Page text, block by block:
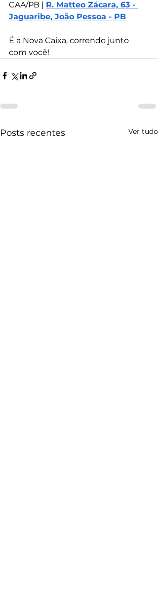
CAA/PB | R. Matteo Zácara, 63 -
Jaguaribe, João Pessoa - PB
É a Nova Caixa, correndo junto
com você!
Posts recentes Ver tudo